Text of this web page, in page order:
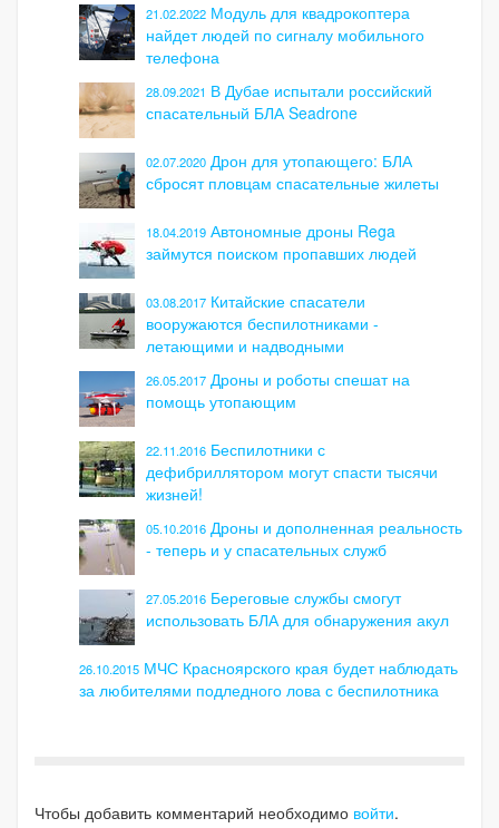
21.02.2022 Модуль для квадрокоптера
найдет людей по сигналу мобильного
телефона
28.09.2021 В Дубае испытали российский
спасательный БЛА Seadrone
02.07.2020 Дрон для утопающего: БЛА
сбросят пловцам спасательные жилеты
18.04.2019 Автономные дроны Rega
займутся поиском пропавших людей
03.08.2017 Китайские спасатели
вооружаются беспилотниками -
летающими и надводными
26.05.2017 Дроны и роботы спешат на
помощь утопающим
22.11.2016 Беспилотники с
дефибриллятором могут спасти тысячи
жизней!
05.10.2016 Дроны и дополненная реальность
- теперь и у спасательных служб
27.05.2016 Береговые службы смогут
использовать БЛА для обнаружения акул
26.10.2015 МЧС Красноярского края будет наблюдать
за любителями подледного лова с беспилотника
Чтобы добавить комментарий необходимо войти.